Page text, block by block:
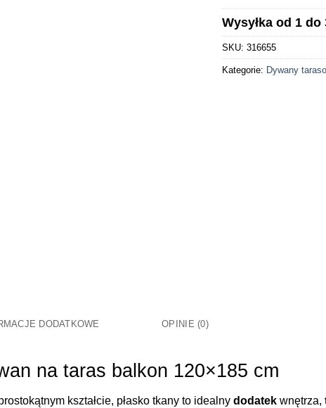
Wysyłka od 1
SKU: 316655
Kategorie: Dywany
DODATKOWE OPINIE (0)
na taras balkon 120×185 cm
kształcie, płasko tkany to idealny dodatek wnętrza,